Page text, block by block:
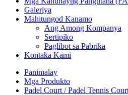
Galeriya
Mahitungod Kanamo
Ang Among Kompanya
Sertipiko
Paglibot sa Pabrika
Kontaka Kami
Panimalay
Mga Produkto
Padel Court / Padel Tennis